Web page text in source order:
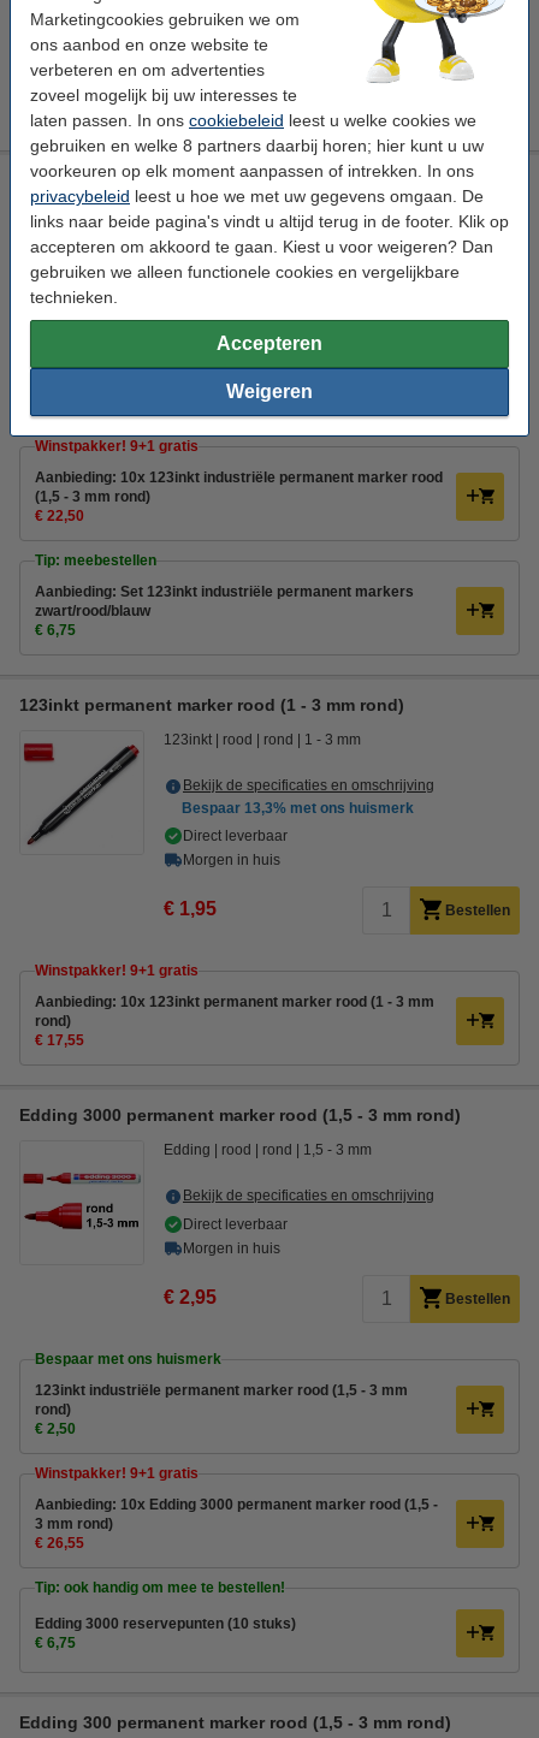
Marketingcookies gebruiken we om
ons aanbod en onze website te
verbeteren en om advertenties
zoveel mogelijk bij uw interesses te
laten passen. In ons cookiebeleid leest u welke cookies we
gebruiken en welke 8 partners daarbij horen; hier kunt u uw
voorkeuren op elk moment aanpassen of intrekken. In ons
privacybeleid leest u hoe we met uw gegevens omgaan. De
links naar beide pagina's vindt u altijd terug in de footer. Klik op
accepteren om akkoord te gaan. Kiest u voor weigeren? Dan
gebruiken we alleen functionele cookies en vergelijkbare
technieken.
Accepteren
Weigeren
Direct leverbaar
Morgen in huis
€ 19,50
123inkt industriële permanent marker rood (1,5 - 3 mm rond)
123inkt rood rond 1,5 - 3 mm
Bekijk de specificaties en omschrijving
met ons huismerk
Morgen in huis
Winstpakker! 9+1 gratis
Aanbieding: 10x 123inkt industriële permanent marker rood
(1,5 - 3 mm rond)
€ 22,50
Tip: meebestellen
Aanbieding: Set 123inkt industriële permanent markers
zwart/rood/blauw
€ 6,75
123inkt permanent marker rood (1 - 3 mm rond)
123inkt rood rond 1 - 3 mm
Bekijk de specificaties en omschrijving
Bespaar 13,3% met ons huismerk
Direct leverbaar
Morgen in huis
€ 1,95 Bestellen
Winstpakker! 9+1 gratis
Aanbieding: 10x 123inkt permanent marker rood (1 - 3 mm
rond)
€ 17,55
Edding 3000 permanent marker rood (1,5 - 3 mm rond)
Edding rood rond 1,5 - 3 mm
Bekijk de specificaties en omschrijving
Direct leverbaar
Morgen in huis
€ 2,95 Bestellen
Bespaar met ons huismerk
123inkt industriële permanent marker rood (1,5 - 3 mm
rond)
€ 2,50
Winstpakker! 9+1 gratis
Aanbieding: 10x Edding 3000 permanent marker rood (1,5 -
3 mm rond)
€ 26,55
Tip: ook handig om mee te bestellen!
Edding 3000 reservepunten (10 stuks)
€ 6,75
Edding 300 permanent marker rood (1,5 - 3 mm rond)